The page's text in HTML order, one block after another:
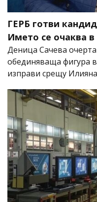
ГЕРБ готви
Името се очаква
Деница Сачева
обединяваща фигура
изправи срещу